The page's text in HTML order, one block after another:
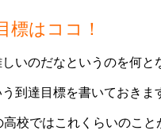
標はココ！
いのだなというのを何
到達目標を書いておき
校ではこれくらいのこと